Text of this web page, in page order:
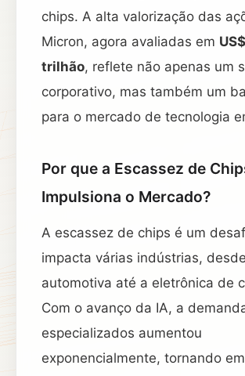
chips. A alta valorização das
Micron, agora avaliadas em
trilhão, reflete não apenas um
corporativo, mas também um
para o mercado de tecnologia
Por que a Escassez de
Impulsiona o Mercado?
A escassez de chips é um
impacta várias indústrias,
automotiva até a eletrônica de
Com o avanço da IA, a
especializados aumentou
exponencialmente, tornando